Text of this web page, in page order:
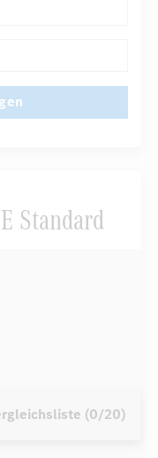
Fahrer/Beifahrer
Standard
(0/20)